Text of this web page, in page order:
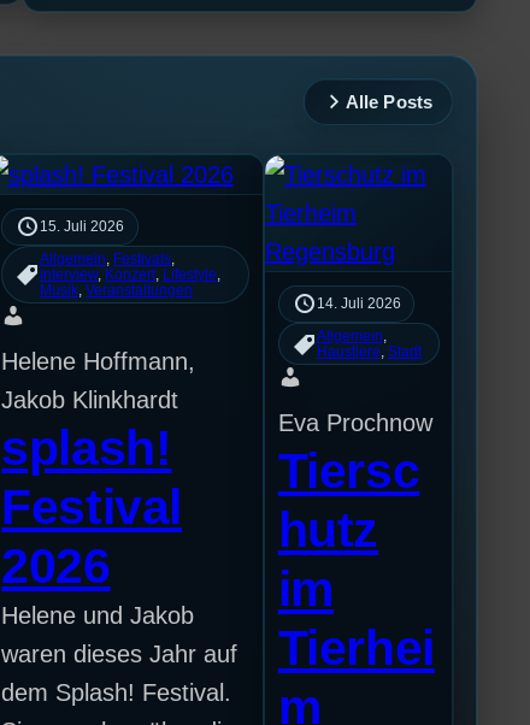
Alle Posts
15. Juli 2026
Allgemein Festivals
Interview, Konzert Lifestyle
Musik , Veranstaltungen
Helene Hoffmann,
Jakob Klinkhardt
splash!
Festival
2026
Helene und Jakob
waren dieses Jahr auf
dem Splash! Festival.
14. Juli 2026
Allgemein
Haustiere Stadt
Eva Prochnow
Tiersc
hutz
im
Tierhei
m